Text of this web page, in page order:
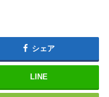
シェア
LINE